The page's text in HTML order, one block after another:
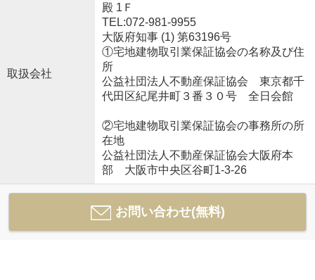
取扱会社
殿 1Ｆ
TEL:072-981-9955
大阪府知事 (1) 第63196号
①宅地建物取引業保証協会の名称及び住
所
公益社団法人不動産保証協会 東京都千
代田区紀尾井町３番３０号 全日会館
②宅地建物取引業保証協会の事務所の所
在地
公益社団法人不動産保証協会大阪府本
部 大阪市中央区谷町1-3-26
お問い合わせ(無料)